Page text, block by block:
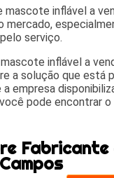
inflável a
serviço.
inflável a
a solução que está
empresa
pode encontrar